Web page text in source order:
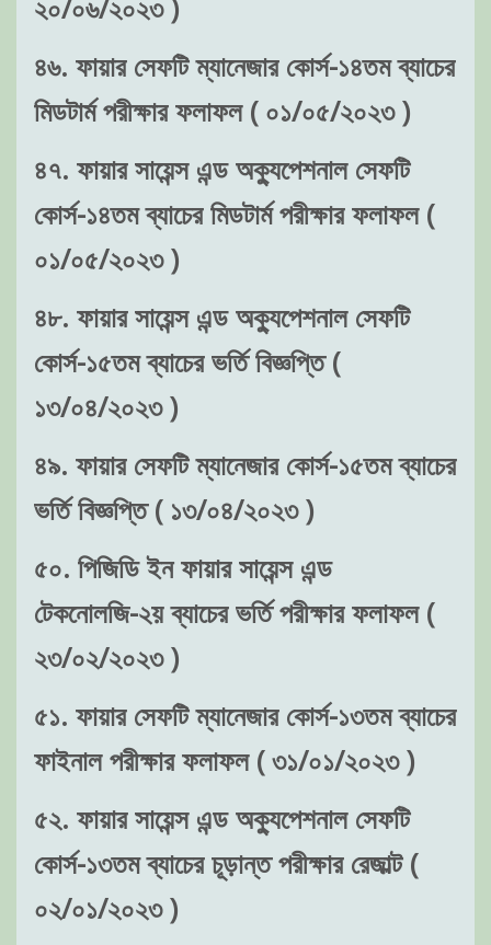
৪৬. ফায়ার সেফটি ম্যানেজার কোর্স-১৪তম ব্যাচের
মিডটার্ম পরীক্ষার ফলাফল ( ০১/০৫/২০২৩ )
৪৭. ফায়ার সায়েন্স এন্ড অক্যুপেশনাল সেফটি
কোর্স-১৪তম ব্যাচের মিডটার্ম পরীক্ষার ফলাফল (
০১/০৫/২০২৩ )
৪৮. ফায়ার সায়েন্স এন্ড অক্যুপেশনাল সেফটি
কোর্স-১৫তম ব্যাচের ভর্তি বিজ্ঞপ্তি (
১৩/০৪/২০২৩ )
৪৯. ফায়ার সেফটি ম্যানেজার কোর্স-১৫তম ব্যাচের
ভর্তি বিজ্ঞপ্তি ( ১৩/০৪/২০২৩ )
৫০. পিজিডি ইন ফায়ার সায়েন্স এন্ড
টেকনোলজি-২য় ব্যাচের ভর্তি পরীক্ষার ফলাফল (
২৩/০২/২০২৩ )
৫১. ফায়ার সেফটি ম্যানেজার কোর্স-১৩তম ব্যাচের
ফাইনাল পরীক্ষার ফলাফল ( ৩১/০১/২০২৩ )
৫২. ফায়ার সায়েন্স এন্ড অক্যুপেশনাল সেফটি
কোর্স-১৩তম ব্যাচের চূড়ান্ত পরীক্ষার রেজাল্ট (
০২/০১/২০২৩ )